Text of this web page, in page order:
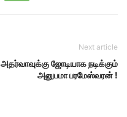
Next article
அதர்வாவுக்கு ஜோடியாக நடிக்கும்
அனுபமா பரமேஸ்வரன் !